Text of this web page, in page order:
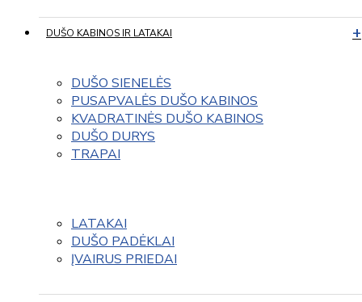
DUŠO KABINOS IR LATAKAI
DUŠO SIENELĖS
PUSAPVALĖS DUŠO KABINOS
KVADRATINĖS DUŠO KABINOS
DUŠO DURYS
TRAPAI
LATAKAI
DUŠO PADĖKLAI
ĮVAIRUS PRIEDAI